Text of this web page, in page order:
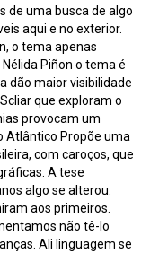
de uma busca de algo
aqui e no exterior.
o tema apenas
Piñon o tema é
dão maior visibilidade
que exploram o
provocam um
Atlântico Propõe uma
com caroços, que
A tese
algo se alterou.
aos primeiros.
não tê-lo
Ali linguagem se